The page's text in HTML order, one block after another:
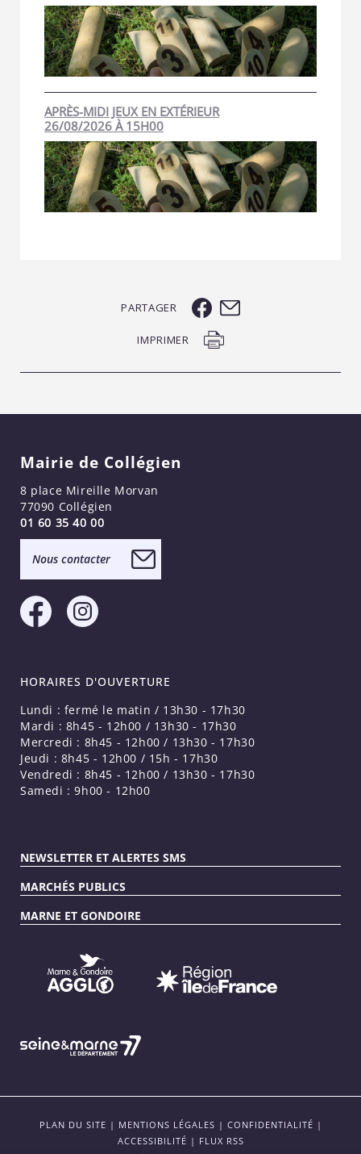
APRÈS-MIDI JEUX EN EXTÉRIEUR
26/08/2026 À 15H00
PARTAGER
IMPRIMER
Mairie de Collégien
8 place Mireille Morvan
77090 Collégien
01 60 35 40 00
Nous contacter
HORAIRES D'OUVERTURE
Lundi : fermé le matin / 13h30 - 17h30
Mardi : 8h45 - 12h00 / 13h30 - 17h30
Mercredi : 8h45 - 12h00 / 13h30 - 17h30
Jeudi : 8h45 - 12h00 / 15h - 17h30
Vendredi : 8h45 - 12h00 / 13h30 - 17h30
Samedi : 9h00 - 12h00
NEWSLETTER ET ALERTES SMS
MARCHÉS PUBLICS
MARNE ET GONDOIRE
PLAN DU SITE | MENTIONS LÉGALES | CONFIDENTIALITÉ |
ACCESSIBILITÉ | FLUX RSS